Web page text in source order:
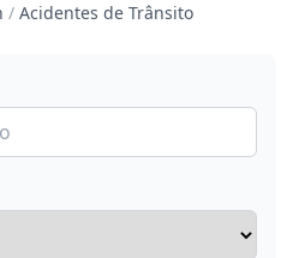
/ Acidentes de Trânsito